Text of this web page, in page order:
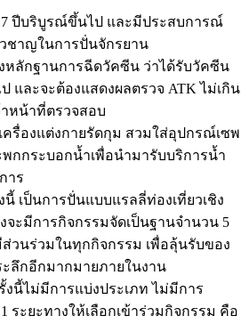
ปีบริบูรณ์ขึ้นไป และมีประสบการณ์
ชาญในการปั่นจักรยาน
หลักฐานการฉีดวัคซีน ว่าได้รับวัคซีน
และจะต้องแสดงผลตรวจ ATK ไม่เกิน
าหน้าที่ตรวจสอบ
ครื่องแต่งกายรัดกุม สวมใส่อุปกรณ์เซพ
พกกระบอกน้ำเพื่อนำมารับบริการน้ำ
าร
เป็นการปั่นแบบแรลลี่ท่องเที่ยวเชิง
จะมีการกิจกรรมจัดเป็นฐานจำนวน 5
วนร่วมในทุกกิจกรรม เพื่อลุ้นรับของ
ลึกอีกมากมายภายในงาน
นี้ไม่มีการแบ่งประเภท ไม่มีการ
ระยะทางให้เลือกเข้าร่วมกิจกรรม คือ